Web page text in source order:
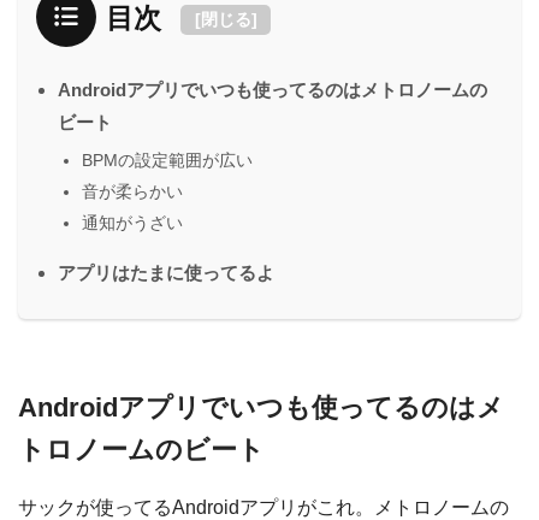
目次 [閉じる]
Androidアプリでいつも使ってるのはメトロノームの
ビート
BPMの設定範囲が広い
音が柔らかい
通知がうざい
アプリはたまに使ってるよ
Androidアプリでいつも使ってるのはメ
トロノームのビート
サックが使ってるAndroidアプリがこれ。メトロノームの